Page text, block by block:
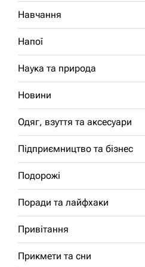
Навчання
Напої
Наука та природа
Новини
Одяг, взуття та аксесуари
Підприємництво та бізнес
Подорожі
Поради та лайфхаки
Привітання
Прикмети та сни